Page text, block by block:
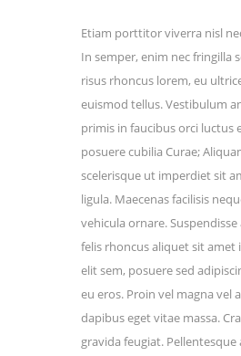
Etiam porttitor viverra nisl
In semper, enim nec fringilla
risus rhoncus lorem, eu
euismod tellus. Vestibulum
primis in faucibus orci luctus
posuere cubilia Curae;
scelerisque ut imperdiet sit
ligula. Maecenas facilisis
vehicula ornare.
felis rhoncus aliquet sit amet
elit sem, posuere sed
eu eros. Proin vel magna vel
dapibus eget vitae massa.
gravida feugiat.